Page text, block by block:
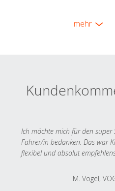
mehr
Ich möchte mich für den super
Fahrer/in bedanken. Das war
flexibel und absolut
M. Vogel,